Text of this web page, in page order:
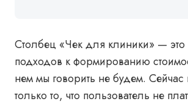
Столбец «Чек для клиники» — это
подходов к формированию
нем мы говорить не будем.
только то, что пользователь не